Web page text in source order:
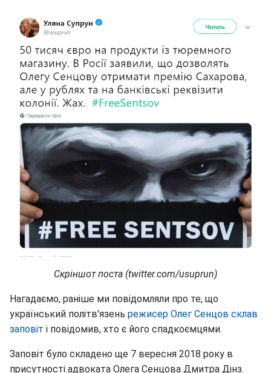
Скріншот поста (twitter.com/usuprun)
Нагадаємо, раніше ми повідомляли про те, що
український політв'язень режисер Олег Сенцов склав
заповіт і повідомив, хто є його спадкоємцями.
Заповіт було складено ще 7 вересня 2018 року в
присутності адвоката Олега Сенцова Дмитра Дінз.